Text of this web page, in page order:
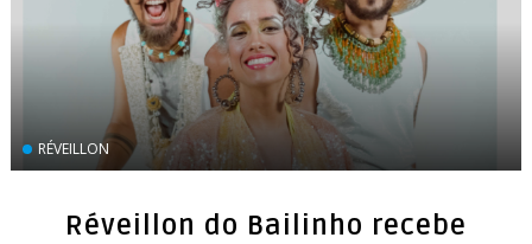
RÉVEILLON
Réveillon do Bailinho recebe